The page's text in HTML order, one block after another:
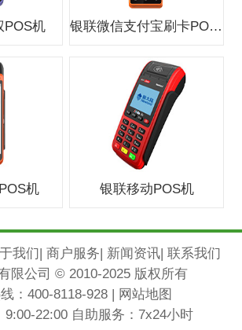
POS机 银联微信支付宝刷卡POS机
机 银联移动POS机
我们| 商户服务| 新闻资讯| 联系我们
限公司 © 2010-2025 版权所有
： 400-8118-928 | 网站地图
9:00-22:00 自助服务：7x24小时